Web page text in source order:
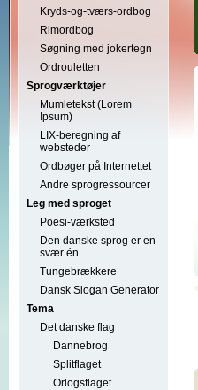
Kryds-og-tværs-ordbog
Rimordbog
Søgning med jokertegn
Ordrouletten
Sprogværktøjer
Mumletekst (Lorem
Ipsum)
LIX-beregning af
websteder
Ordbøger på Internettet
Andre sprogressourcer
Leg med sproget
Poesi-værksted
Den danske sprog er en
svær én
Tungebrækkere
Dansk Slogan Generator
Tema
Det danske flag
Dannebrog
Splitflaget
Orlogsflaget